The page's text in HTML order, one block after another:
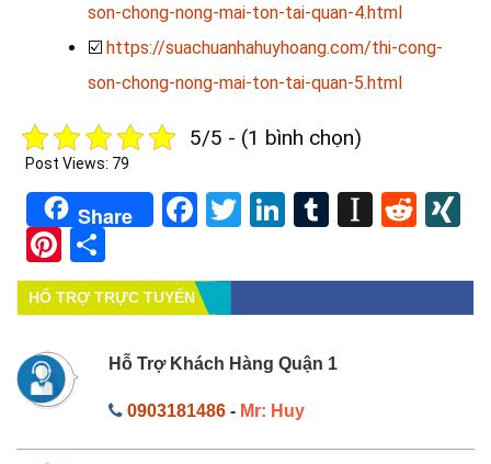
son-chong-nong-mai-ton-tai-quan-4.html
☑️ https://suachuanhahuyhoang.com/thi-cong-
son-chong-nong-mai-ton-tai-quan-5.html
5/5 - (1 bình chọn)
Post Views: 79
Share Facebook
TwitterLinkedIn
Tumblr
Pinterest
HỔ TRỢ TRỰC TUYẾN
Hỗ Trợ Khách Hàng Quận 1
0903181486- Mr: Huy